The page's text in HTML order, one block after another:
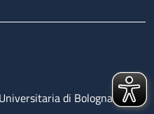
di Bologna